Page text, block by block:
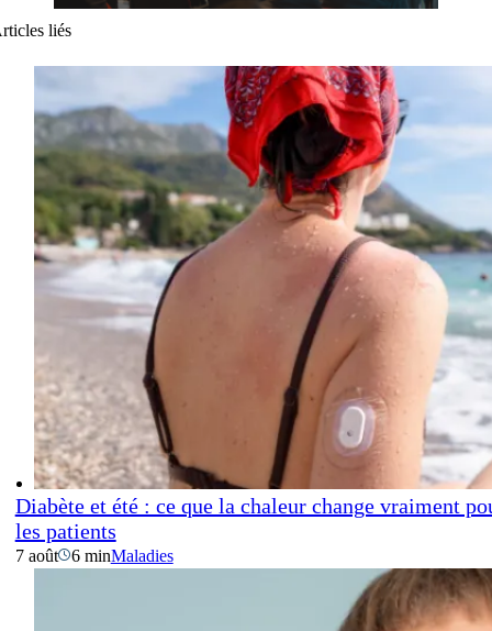
liés
Diabète et été : ce que la chaleur change vraiment
les patients
7 août 6 minMaladies